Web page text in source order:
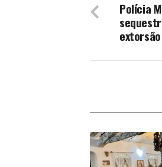
Polícia
extorsão